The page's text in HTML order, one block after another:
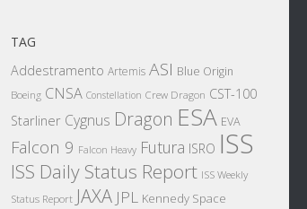
TAG
Addestramento Artemis ASI Blue Origin
Boeing CNSA Constellation Crew Dragon CST-100
Starliner Cygnus Dragon ESA EVA
Falcon 9 Falcon Heavy Futura ISRO ISS
ISS Daily Status Report ISS Weekly
Status Report JAXA JPL Kennedy Space